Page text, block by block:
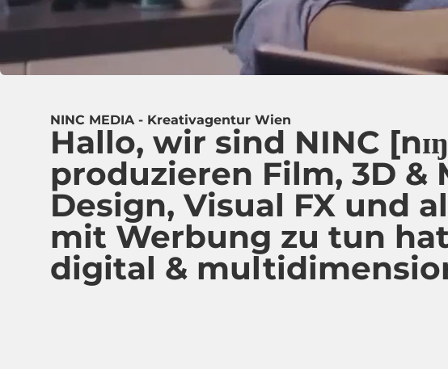
NINC MEDIA - Kreativagentur Wien
Hallo, wir sind NINC
produzieren Film, 3D &
Design, Visual FX und
mit Werbung zu tun
digital &